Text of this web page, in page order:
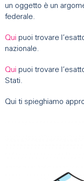
un oggetto è un
federale.
Qui puoi trovare
nazionale.
Qui puoi trovare
Stati.
Qui ti spieghiamo